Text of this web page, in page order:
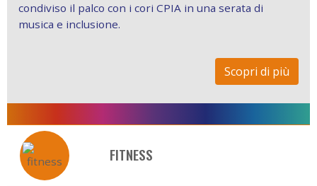
condiviso il palco con i cori CPIA in una serata di
musica e inclusione.
Scopri di più
FITNESS